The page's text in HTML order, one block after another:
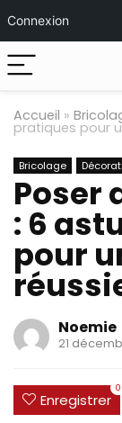
Connexion
Accueil »
pratiques pour
Bricolage
Poser
: 6
pour
Noemie
21
Enregistrer
0